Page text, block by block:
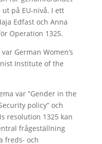
ut på EU-nivå. I ett
Edfast och Anna
Operation 1325.
German Women’s
Institute of the
var ”Gender in the
policy” och
resolution 1325 kan
frågeställning
freds- och